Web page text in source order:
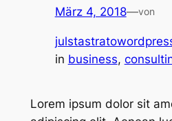
März 4, 2018—von
in business,
Lorem ipsum dolor sit